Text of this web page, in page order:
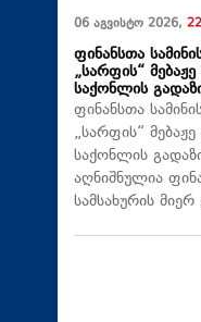
06 აგვისტო 2026,
ფინანსთა
„სარფის“
საქონლის
ფინანსთა
„სარფის“
საქონლის
აღნიშნულია
სამსახურის